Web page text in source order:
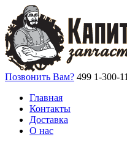
Позвонить Вам? 499 1-300-
Главная
Контакты
Доставка
О нас